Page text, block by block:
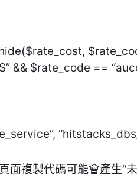
&& $rate_code ==
複製代碼可能會產生“